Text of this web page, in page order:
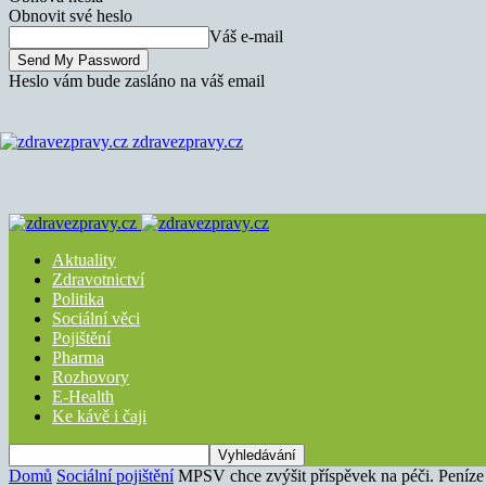
Obnovit své heslo
Váš e-mail
Heslo vám bude zasláno na váš email
zdravezpravy.cz
Aktuality
Zdravotnictví
Politika
Sociální věci
Pojištění
Pharma
Rozhovory
E-Health
Ke kávě i čaji
Domů Sociální pojištění MPSV chce zvýšit příspěvek na péči. Peníze